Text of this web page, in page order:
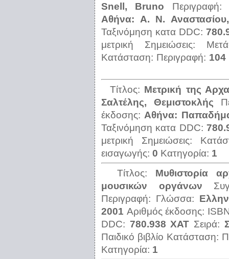
Snell, Bruno
Αθήνα: Α. Ν.
Ταξινόμηση κατα DDC:
μετρική
Σημειώσεις:
Κατάσταση: Περιγραφή: 104
Τίτλος: Μετρική της
Σαλτέλης, Θεμιστοκλής
έκδοσης: Αθήνα:
Ταξινόμηση κατα DDC:
μετρική
Σημειώσεις:
εισαγωγής: 0 Κατηγορία: 1
Τίτλος: Μυθιστορία
μουσικών οργάνων
Περιγραφή: Γλώσσα:
2001 Αριθμός έκδοσης:
DDC: 780.938 ΧΑΤ Σειρά:
Παιδικό βιβλίο Κατάσταση:
Κατηγορία: 1